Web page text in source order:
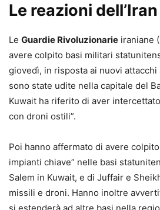
Le reazioni dell’Iran
Le Guardie Rivoluzionarie iraniane
avere colpito basi militari
giovedì, in risposta ai nuovi attacchi
sono state udite nella capitale del
Kuwait ha riferito di aver
con droni ostili”.
Poi hanno affermato di avere
impianti chiave” nelle basi
Salem in Kuwait, e di Juffair e
missili e droni. Hanno inoltre